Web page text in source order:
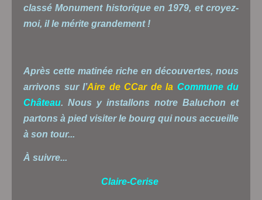
classé Monument historique en 1979, et croyez-
moi, il le mérite grandement !
Après cette matinée riche en découvertes, nous
arrivons sur l’Aire de CCar de la Commune du
Château. Nous y installons notre Baluchon et
partons à pied visiter le bourg qui nous accueille
à son tour...
À suivre...
Claire-Cerise